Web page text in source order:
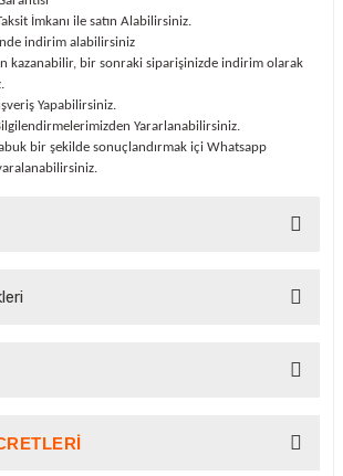
İmkanı ile satın Alabilirsiniz.
indirim alabilirsiniz
kazanabilir, bir sonraki siparişinizde indirim olarak
Yapabilirsiniz.
Yararlanabilirsiniz.
bir şekilde sonuçlandırmak içi Whatsapp
resim, ürün açıklamalarında ve diğer